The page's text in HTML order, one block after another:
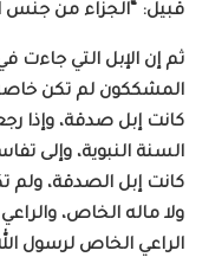
قبيل: “الجزاء من جنس
ثم إن الإبل التي جاءت
المشككون لم تكن خاصة
كانت إبل صدقة، وإذا
السنة النبوية، وإلى
كانت إبل الصدقة، ولم
ولا ماله الخاص،
الراعي الخاص لرسول